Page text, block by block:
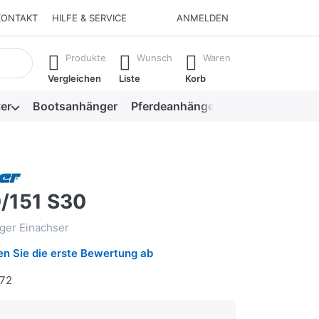
HILFE & SERVICE ANMELDEN
erste Ergebnisse. Drücken Sie die Eingabetaste, um alle
Produkte
Vergleichen
Wunsch
Liste
Waren
Korb
Bootsanhänger Pferdeanhänger
S30
Einachser
Sie die erste Bewertung ab